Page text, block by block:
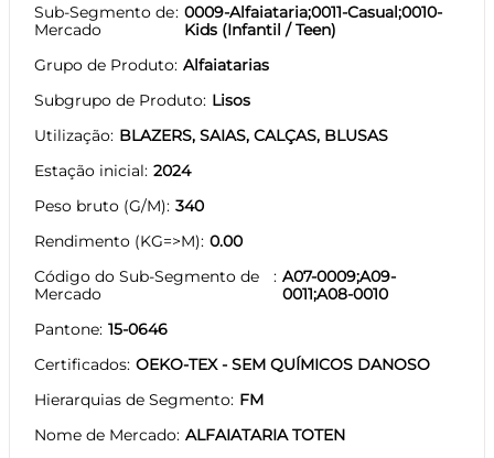
Sub-Segmento de
Mercado
0009-Alfaiataria;0011-Casual;0010-
Kids (Infantil / Teen)
Grupo de Produto Alfaiatarias
Subgrupo de Produto Lisos
Utilização BLAZERS, SAIAS, CALÇAS, BLUSAS
Estação inicial 2024
Peso bruto (G/M) 340
Rendimento (KG=>M) 0.00
Código do Sub-Segmento de
Mercado
A07-0009;A09-
0011;A08-0010
Pantone 15-0646
Certificados OEKO-TEX - SEM QUÍMICOS DANOSO
Hierarquias de Segmento FM
Nome de Mercado ALFAIATARIA TOTEN